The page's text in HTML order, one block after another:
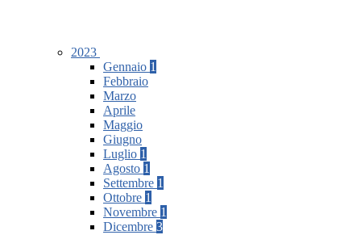
2023
Gennaio 1
Febbraio
Marzo
Aprile
Maggio
Giugno
Luglio 1
Agosto 1
Settembre 1
Ottobre 1
Novembre 1
Dicembre 3